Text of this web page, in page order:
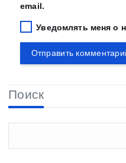
email.
Уведомлять меня о
Поиск